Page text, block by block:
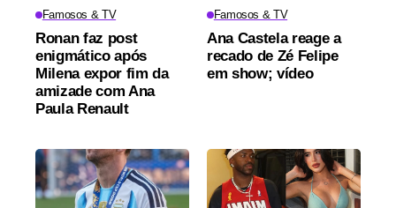
Famosos & TV
Ronan faz post
enigmático após
Milena expor fim da
amizade com Ana
Paula Renault
Famosos & TV
Ana Castela reage a
recado de Zé Felipe
em show; vídeo